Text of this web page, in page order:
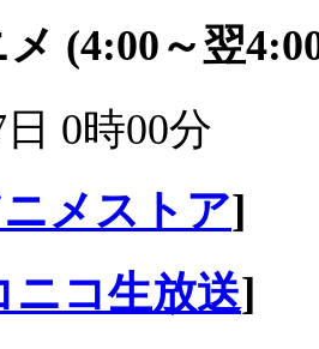
(4:00～翌
0時00分
メストア]
ニコ生放送]